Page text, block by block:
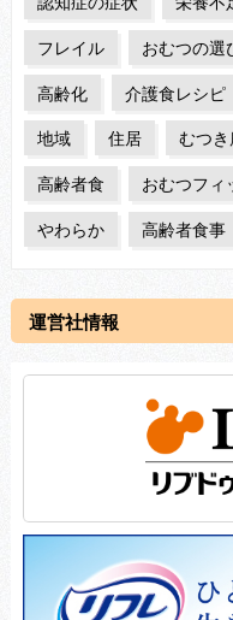
フレイル おむつの選
高齢化 介護食レシピ
地域 住居 むつき
高齢者食 おむつフィ
やわらか 高齢者食事
運営社情報